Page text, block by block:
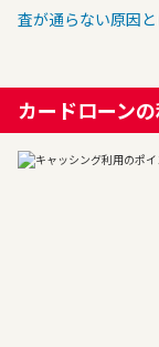
査が通らない原因と
カードローン